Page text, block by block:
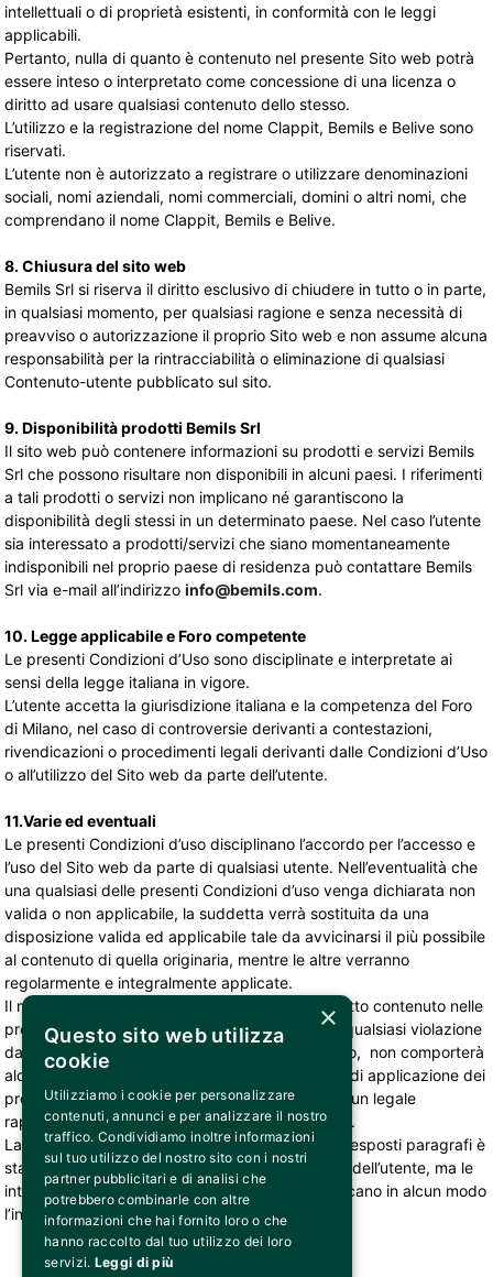
intellettuali o di proprietà esistenti, in conformità con le leggi
applicabili.
Pertanto, nulla di quanto è contenuto nel presente Sito web potrà
essere inteso o interpretato come concessione di una licenza o
diritto ad usare qualsiasi contenuto dello stesso.
L’utilizzo e la registrazione del nome Clappit, Bemils e Belive sono
riservati.
L’utente non è autorizzato a registrare o utilizzare denominazioni
sociali, nomi aziendali, nomi commerciali, domini o altri nomi, che
comprendano il nome Clappit, Bemils e Belive.
8. Chiusura del sito web
Bemils Srl si riserva il diritto esclusivo di chiudere in tutto o in parte,
in qualsiasi momento, per qualsiasi ragione e senza necessità di
preavviso o autorizzazione il proprio Sito web e non assume alcuna
responsabilità per la rintracciabilità o eliminazione di qualsiasi
Contenuto-utente pubblicato sul sito.
9. Disponibilità prodotti Bemils Srl
Il sito web può contenere informazioni su prodotti e servizi Bemils
Srl che possono risultare non disponibili in alcuni paesi. I riferimenti
a tali prodotti o servizi non implicano né garantiscono la
disponibilità degli stessi in un determinato paese. Nel caso l’utente
sia interessato a prodotti/servizi che siano momentaneamente
indisponibili nel proprio paese di residenza può contattare Bemils
Srl via e-mail all’indirizzo info@bemils.com.
10. Legge applicabile e Foro competente
Le presenti Condizioni d’Uso sono disciplinate e interpretate ai
sensi della legge italiana in vigore.
L’utente accetta la giurisdizione italiana e la competenza del Foro
di Milano, nel caso di controversie derivanti a contestazioni,
rivendicazioni o procedimenti legali derivanti dalle Condizioni d’Uso
o all’utilizzo del Sito web da parte dell’utente.
11.Varie ed eventuali
Le presenti Condizioni d’uso disciplinano l’accordo per l’accesso e
l’uso del Sito web da parte di qualsiasi utente. Nell’eventualità che
una qualsiasi delle presenti Condizioni d’uso venga dichiarata non
valida o non applicabile, la suddetta verrà sostituita da una
disposizione valida ed applicabile tale da avvicinarsi il più possibile
al contenuto di quella originaria, mentre le altre verranno
regolarmente e integralmente applicate.
Il mancato esercizio di Bemils Srl di qualsiasi diritto contenuto nelle
presenti Condizioni d’Uso o la tolleranza di una qualsiasi violazione
da parte dell’utente alle presenti Condizioni d’uso, non comporterà
alcuna rinuncia da parte Bemils Srl alla richiesta di applicazione dei
propri diritti. Solo una rinuncia scritta firmata da un legale
rappresentante di Bemils Srl avrà effetti giuridici.
La suddivisione delle Condizioni d’uso nei sopra esposti paragrafi è
stata fatta per migliorarne la leggibilità da parte dell’utente, ma le
intestazioni dei paragrafi non alterano ne modificano in alcun modo
l’interpretazione delle condizioni stesse.
×
Questo sito web utilizza
cookie
Utilizziamo i cookie per personalizzare
contenuti, annunci e per analizzare il nostro
traffico. Condividiamo inoltre informazioni
sul tuo utilizzo del nostro sito con i nostri
partner pubblicitari e di analisi che
potrebbero combinarle con altre
informazioni che hai fornito loro o che
hanno raccolto dal tuo utilizzo dei loro
servizi. Leggi di più